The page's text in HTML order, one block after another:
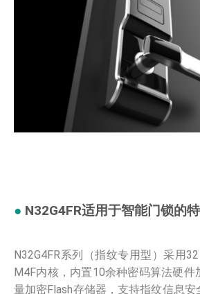
● N32G4FR适用于智能门锁的
N32G4FR系列（指纹专用型）采用
M4F内核，内置10余种密码算法硬件
量加密Flash存储器，支持指纹信息